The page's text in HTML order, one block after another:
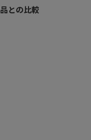
との比較